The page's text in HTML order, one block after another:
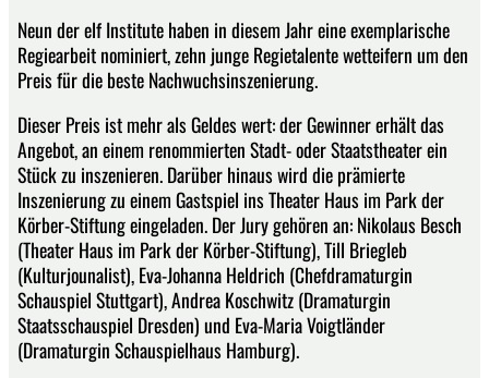
Neun der elf Institute haben in diesem Jahr eine exemplarische
Regiearbeit nominiert, zehn junge Regietalente wetteifern um den
Preis für die beste Nachwuchsinszenierung.
Dieser Preis ist mehr als Geldes wert: der Gewinner erhält das
Angebot, an einem renommierten Stadt- oder Staatstheater ein
Stück zu inszenieren. Darüber hinaus wird die prämierte
Inszenierung zu einem Gastspiel ins Theater Haus im Park der
Körber-Stiftung eingeladen. Der Jury gehören an: Nikolaus Besch
(Theater Haus im Park der Körber-Stiftung), Till Briegleb
(Kulturjounalist), Eva-Johanna Heldrich (Chefdramaturgin
Schauspiel Stuttgart), Andrea Koschwitz (Dramaturgin
Staatsschauspiel Dresden) und Eva-Maria Voigtländer
(Dramaturgin Schauspielhaus Hamburg).